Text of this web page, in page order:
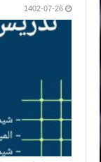
1402-07-26